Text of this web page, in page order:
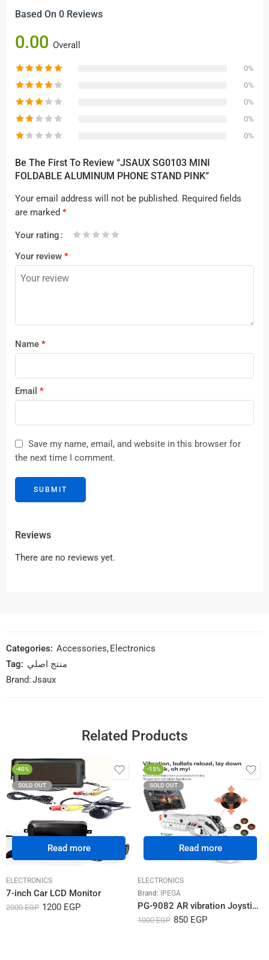
Based On 0 Reviews
0.00 Overall
0%
0%
0%
0%
0%
Be The First To Review “JSAUX SG0103 MINI
FOLDABLE ALUMINUM PHONE STAND PINK”
Your email address will not be published. Required fields
are marked *
Your rating
Your review *
Name *
Email *
Save my name, email, and website in this browser for
the next time I comment.
Reviews
There are no reviews yet.
Categories: Accessories, Electronics
Tag: منتج اصلي
Brand:Jsaux
Related Products
-40%
SOLD OUT
Read more
ELECTRONICS
7-inch Car LCD Monitor
2000EGP 1200 EGP
-15%
SOLD OUT
Read more
ELECTRONICS
Brand: IPEGA
PG-9082 AR vibration Joystick game gun
1000EGP 850 EGP